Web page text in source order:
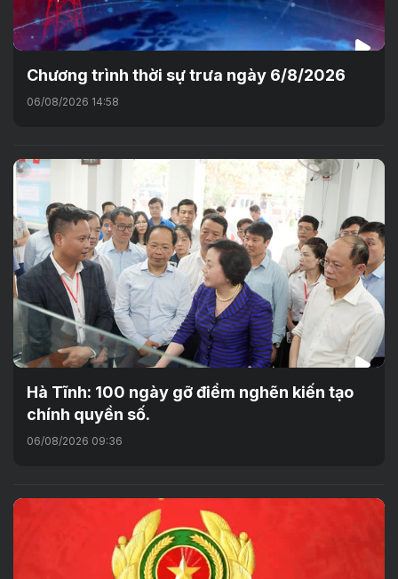
Chương trình thời sự trưa ngày 6/8/2026
06/08/2026 14:58
Hà Tĩnh: 100 ngày gỡ điểm nghẽn kiến tạo
chính quyền số.
06/08/2026 09:36